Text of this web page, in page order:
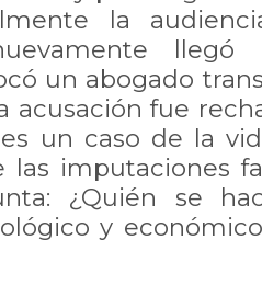
la
llegó
un abogado
acusación fue
un caso de la
las imputaciones
¿Quién se
y